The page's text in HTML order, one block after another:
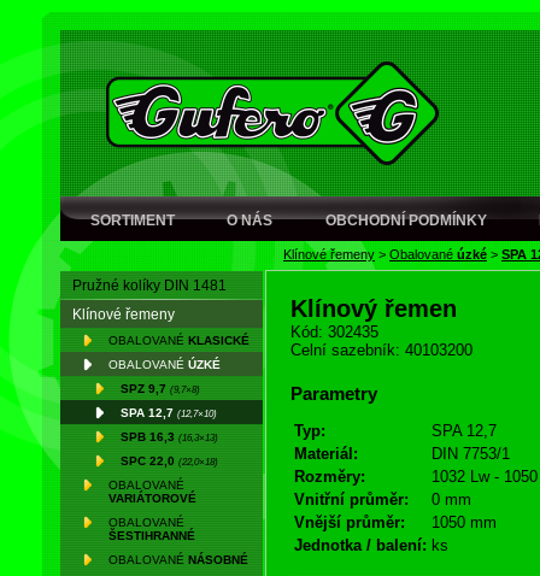
SORTIMENT O NÁS OBCHODNÍ PODMÍNKY
Klínové řemeny > Obalované úzké > SPA
Pružné kolíky DIN 1481
Klínové řemeny
OBALOVANÉ KLASICKÉ
OBALOVANÉ ÚZKÉ
SPZ 9,7 (9,7×8)
SPA 12,7 (12,7×10)
SPB 16,3 (16,3×13)
SPC 22,0 (22,0×18)
OBALOVANÉ
VARIÁTOROVÉ
OBALOVANÉ
ŠESTIHRANNÉ
OBALOVANÉ NÁSOBNÉ
Klínový řemen
Kód: 302435
Celní sazebník: 40103200
Parametry
Typ:
SPA 12,7
Materiál:
DIN 7753/1
Rozměry:
1032 Lw -
Vnitřní průměr:
0 mm
Vnější průměr:
1050 mm
Jednotka / balení: ks